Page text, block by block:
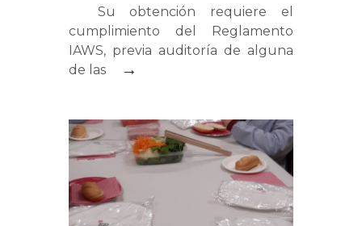
Su obtención requiere el
cumplimiento del Reglamento
IAWS, previa auditoría de alguna
de las
→